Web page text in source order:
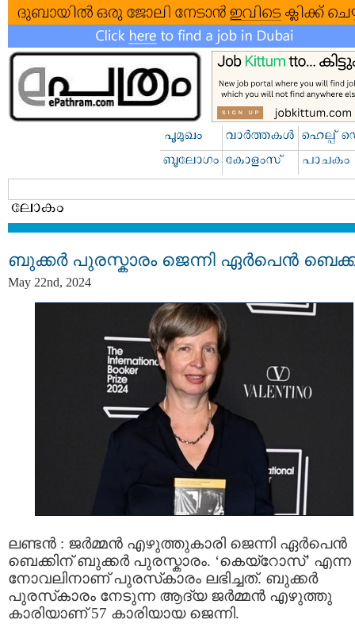
ബുക്കർ പുരസ്കാരം ജെന്നി ഏർപെൻ
May 22nd, 2024
ലണ്ടൻ : ജർമ്മൻ എഴുത്തുകാരി ജെന്നി ഏർപെൻ
ബെക്കിന് ബുക്കർ പുരസ്കാരം. ‘കെയ്‌റോസ്’ എന്ന
നോവലിനാണ് പുരസ്‌കാരം ലഭിച്ചത്. ബുക്കര്‍
പുരസ്‌കാരം നേടുന്ന ആദ്യ ജര്‍മ്മന്‍ എഴുത്തു
കാരിയാണ് 57 കാരിയായ ജെന്നി.